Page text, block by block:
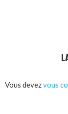
Vous devezvous